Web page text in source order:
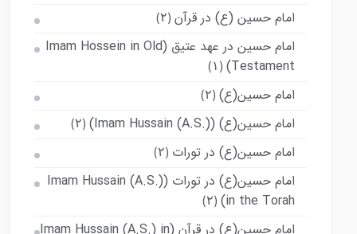
امام حسین (ع) در قرآن (۲)
امام حسین در عهد عتیق (Imam Hossein in Old
Testament)
(۱)
امام حسین(ع) (۲)
امام حسین(ع) (Imam Hussain (A.S.)) (۲)
امام حسین(ع) در تورات (۲)
امام حسین(ع) در تورات (Imam Hussain (A.S.)
in the Torah)
(۲)
امام حسین(ع) در قرآن (Imam Hussain (A.S.) in